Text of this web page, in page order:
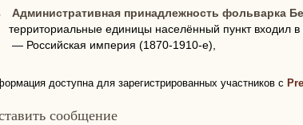
Административная принадлежность фольварка
территориальные единицы населённый пункт входил
— Российская империя (1870-1910-е),
доступна для зарегистрированных участников с
сообщение